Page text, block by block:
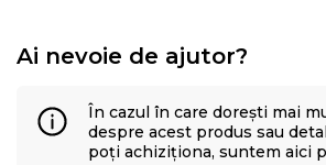
Ai nevoie de ajutor?
În cazul în care dorești mai
despre acest produs sau
poți achiziționa, suntem aici